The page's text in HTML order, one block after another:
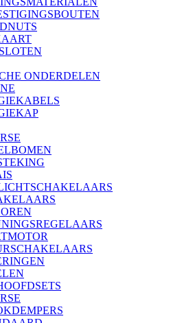
ONDERDELEN